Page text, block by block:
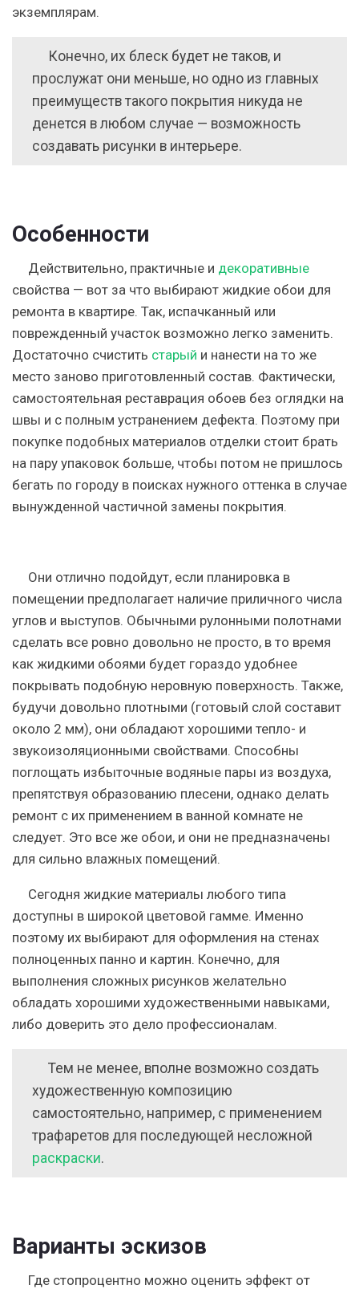
экземплярам.
Конечно, их блеск будет не таков, и
прослужат они меньше, но одно из главных
преимуществ такого покрытия никуда не
денется в любом случае — возможность
создавать рисунки в интерьере.
Особенности
Действительно, практичные и декоративные
свойства — вот за что выбирают жидкие обои для
ремонта в квартире. Так, испачканный или
поврежденный участок возможно легко заменить.
Достаточно счистить старый и нанести на то же
место заново приготовленный состав. Фактически,
самостоятельная реставрация обоев без оглядки на
швы и с полным устранением дефекта. Поэтому при
покупке подобных материалов отделки стоит брать
на пару упаковок больше, чтобы потом не пришлось
бегать по городу в поисках нужного оттенка в случае
вынужденной частичной замены покрытия.
Они отлично подойдут, если планировка в
помещении предполагает наличие приличного числа
углов и выступов. Обычными рулонными полотнами
сделать все ровно довольно не просто, в то время
как жидкими обоями будет гораздо удобнее
покрывать подобную неровную поверхность. Также,
будучи довольно плотными (готовый слой составит
около 2 мм), они обладают хорошими тепло- и
звукоизоляционными свойствами. Способны
поглощать избыточные водяные пары из воздуха,
препятствуя образованию плесени, однако делать
ремонт с их применением в ванной комнате не
следует. Это все же обои, и они не предназначены
для сильно влажных помещений.
Сегодня жидкие материалы любого типа
доступны в широкой цветовой гамме. Именно
поэтому их выбирают для оформления на стенах
полноценных панно и картин. Конечно, для
выполнения сложных рисунков желательно
обладать хорошими художественными навыками,
либо доверить это дело профессионалам.
Тем не менее, вполне возможно создать
художественную композицию
самостоятельно, например, с применением
трафаретов для последующей несложной
раскраски.
Варианты эскизов
Где стопроцентно можно оценить эффект от